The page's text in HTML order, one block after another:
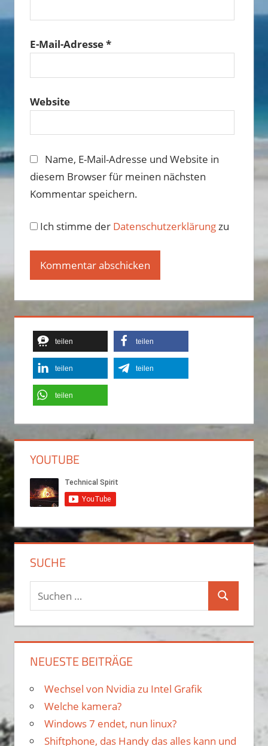
E-Mail-Adresse*
Website
Name, E-Mail-Adresse und Website in
diesem Browser für meinen nächsten
Kommentar speichern.
Ich stimme der Datenschutzerklärungzu
Alternative:
teilen teilen
teilen teilen
teilen
YOUTUBE
SUCHE
u
c
h
e
n
a
c
c
NEUESTE BEITRÄGE
Wechsel von Nvidia zu Intel Grafik
Welche kamera?
Windows 7 endet, nun linux?
Shiftphone, das Handy das alles kann und